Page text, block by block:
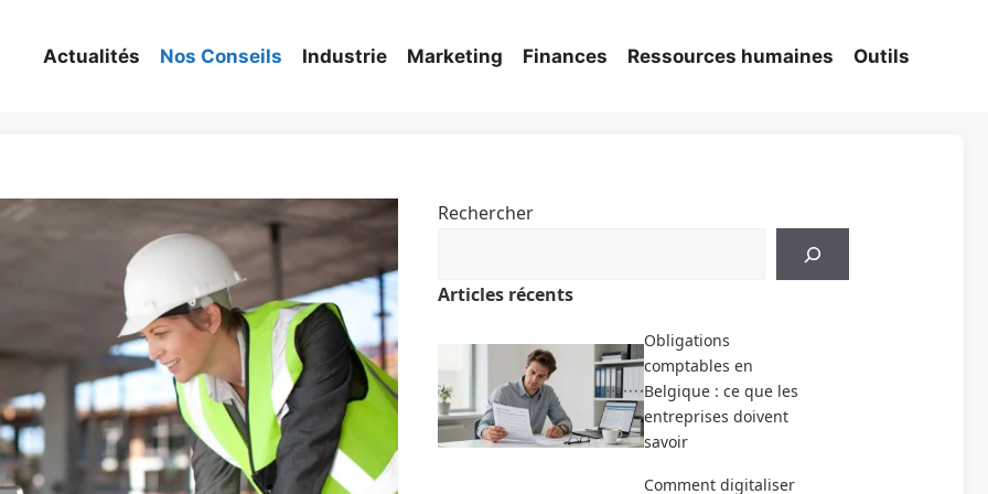
Actualités Nos Conseils Industrie Marketing Finances Ressources humaines Outils
Rechercher
Articles récents
Obligations
comptables en
Belgique : ce que les
entreprises doivent
savoir
Comment digitaliser